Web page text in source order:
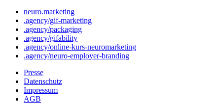
neuro.marketing
.agency/gif-marketing
.agency/packaging
.agency/gifability
.agency/online-kurs-neuromarketing
.agency/neuro-employer-branding
Presse
Datenschutz
Impressum
AGB